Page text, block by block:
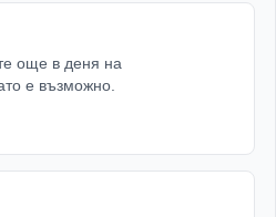
още в деня на
е възможно.